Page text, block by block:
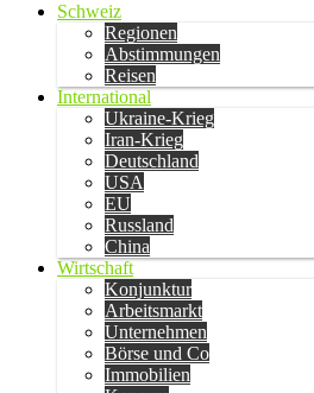
Schweiz
Regionen
Abstimmungen
Reisen
International
Ukraine-Krieg
Iran-Krieg
Deutschland
USA
EU
Russland
China
Wirtschaft
Konjunktur
Arbeitsmarkt
Unternehmen
Börse und Co
Immobilien